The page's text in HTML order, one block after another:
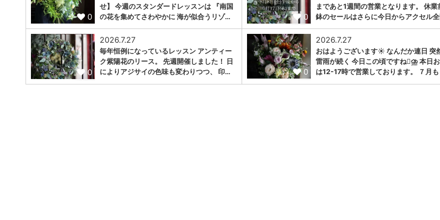
0
せ】 今週のスタンダードレッスンは 『南国
の花を集めてさわやかに 海が似合うリゾ…
0
まであと1週間の営業となります。 休業
鉢のセールはさらに今日からアクセル
0
2026.7.27
毎年恒例になっているレッスン アンティー
ク紫陽花のリース。 先週開催しました！ 日
によりアジサイの色味も変わりつつ、 印…
0
2026.7.27
おはようございます☀️ なんだか連日 突
雷雨が続く 今日この頃ですね🫪⛈️ 本日
は12-17時で営業しております。 ７月